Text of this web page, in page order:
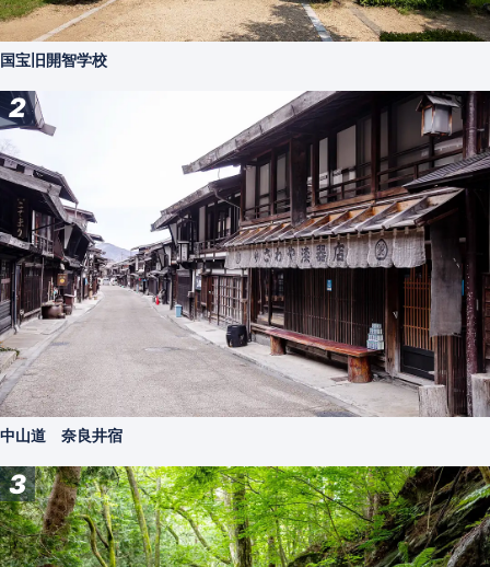
国宝旧開智学校
2
中山道 奈良井宿
3